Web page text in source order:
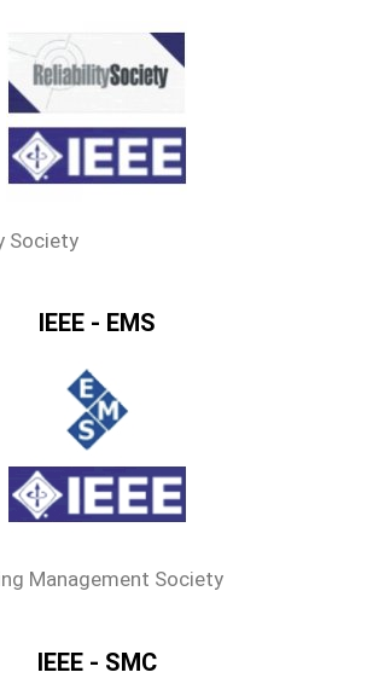
Society
IEEE - EMS
Management Society
IEEE - SMC